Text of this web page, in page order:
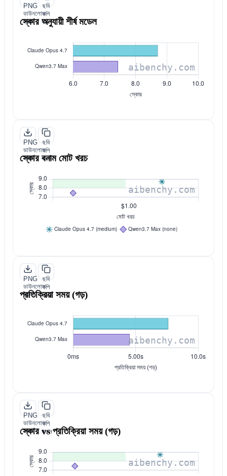
PNG
ডাউনলোড
করুন
ছবি
কপি
করুন
স্কোর অনুযায়ী শীর্ষ মডেল
PNG
ডাউনলোড
করুন
ছবি
কপি
করুন
স্কোর বনাম মোট খরচ
PNG
ডাউনলোড
করুন
ছবি
কপি
করুন
প্রতিক্রিয়া সময় (গড়)
PNG
ডাউনলোড
করুন
ছবি
কপি
করুন
স্কোর vs প্রতিক্রিয়া সময় (গড়)